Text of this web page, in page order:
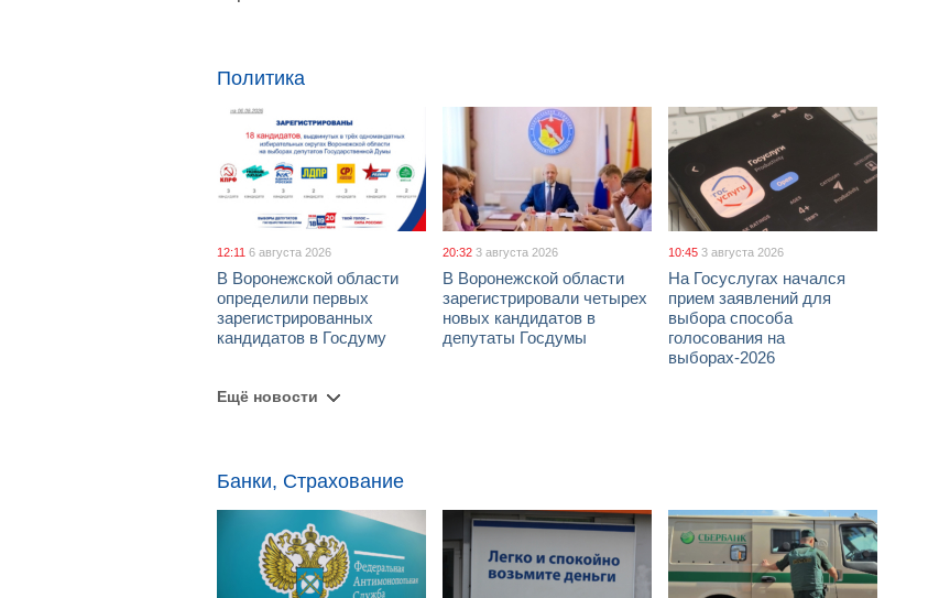
Политика
12:11 6 августа 2026
В Воронежской области
определили первых
зарегистрированных
кандидатов в Госдуму
20:32 3 августа 2026
В Воронежской области
зарегистрировали четырех
новых кандидатов в
депутаты Госдумы
10:45 3 августа 2026
На Госуслугах начался
прием заявлений для
выбора способа
голосования на
выборах-2026
Ещё новости
Банки, Страхование